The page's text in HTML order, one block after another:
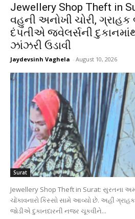
Jewellery Shop Theft in
વહુની અનોખી ચોરી,
દંપતીએ જ્વેલર્સની
ઝાંઝરી ઉડાવી
Jaydevsinh Vaghela - August 10, 2026
Surat
Jewellery Shop Theft in Surat: સુરતના
ચોંકાવનારો કિસ્સો સામે આવ્યો છે. અહીં
જોડીએ દુકાનદારની નજર ચૂકવીને...